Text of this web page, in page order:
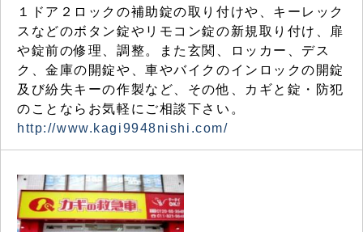
１ドア２ロックの補助錠の取り付けや、キーレック
スなどのボタン錠やリモコン錠の新規取り付け、扉
や錠前の修理、調整。また玄関、ロッカー、デス
ク、金庫の開錠や、車やバイクのインロックの開錠
及び紛失キーの作製など、その他、カギと錠・防犯
のことならお気軽にご相談下さい。
http://www.kagi9948nishi.com/